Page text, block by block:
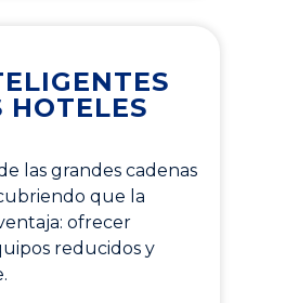
HOTELES
las grandes cadenas
que la
ofrecer
reducidos y